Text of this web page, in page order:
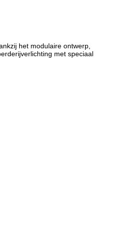
het modulaire ontwerp,
met speciaal